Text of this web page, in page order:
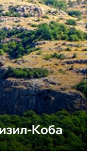
Коба